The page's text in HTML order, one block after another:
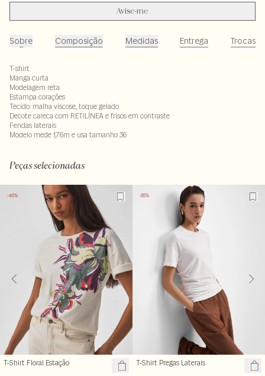
Avise-me
Sobre Composição Medidas Entrega Trocas
T-shirt
Manga curta
Modelagem reta
Estampa corações
Tecido: malha viscose, toque gelado
Decote careca com RETILÍNEA e frisos em contraste
Fendas laterais
Modelo mede 1,76m e usa tamanho 36
Peças selecionadas
-45%
T-Shirt Floral Estação
-35%
T-Shirt Pregas Laterais